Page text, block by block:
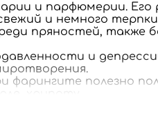
и парфюмерии. Его
и немного
пряностей, также
и
фарингите полезно
хрипоту.
бронхите,